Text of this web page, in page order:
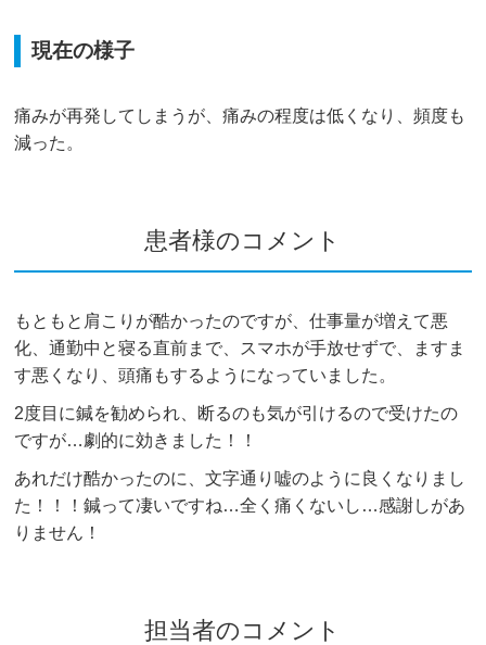
現在の様子
痛みが再発してしまうが、痛みの程度は低くなり、頻度も
減った。
患者様のコメント
もともと肩こりが酷かったのですが、仕事量が増えて悪
化、通勤中と寝る直前まで、スマホが手放せずで、ますま
す悪くなり、頭痛もするようになっていました。
2度目に鍼を勧められ、断るのも気が引けるので受けたの
ですが…劇的に効きました！！
あれだけ酷かったのに、文字通り嘘のように良くなりまし
た！！！鍼って凄いですね…全く痛くないし…感謝しがあ
りません！
担当者のコメント